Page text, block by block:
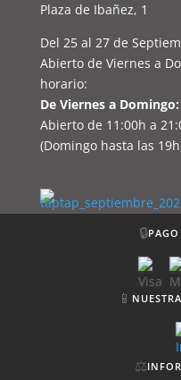
Plaza de Ibañez, 1
Del 25 al 27 de
Abierto de Viernes a
horario:
De Viernes a Domingo:
Abierto de 11:00h a
(Domingo hasta las
🔒
📱
⚖️